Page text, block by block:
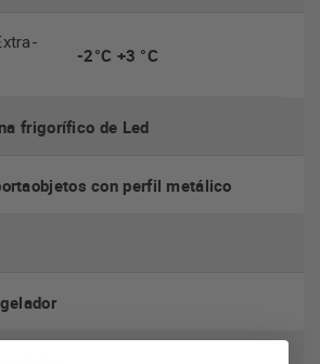
-2°C +3 °C
frigorífico de Led
con perfil metálico